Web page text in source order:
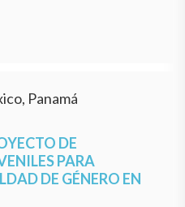
Panamá
DE
PARA
DE GÉNERO EN